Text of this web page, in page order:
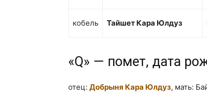
кобель Тайшет Кара Юлдуз
«Q» — помет, дата
отец: Добрыня Кара Юлдуз, мать: